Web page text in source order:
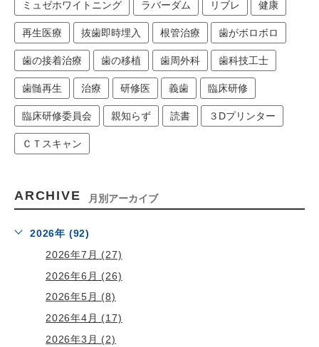
ミュゼホワイトニング ラバーダム リブレ 健康
再生医療 抜歯即時埋入 根管治療 歯がボロボロ
歯の接着治療 歯の移植 歯周外科 歯科技工士
歯髄再生 治療 研修医 義歯 臨床研修
臨床研修委員会 親知らず 読書 ３Dプリンター
ＣＴスキャン
ARCHIVE 月別アーカイブ
2026年 (92)
2026年7月 (27)
2026年6月 (26)
2026年5月 (8)
2026年4月 (17)
2026年3月 (2)